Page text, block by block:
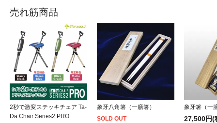
売れ筋商品
2秒で激変ステッキチェア Ta-
Da Chair Series2 PRO
象牙八角箸（一膳箸）
SOLD OUT
象牙箸（一
27,500円(